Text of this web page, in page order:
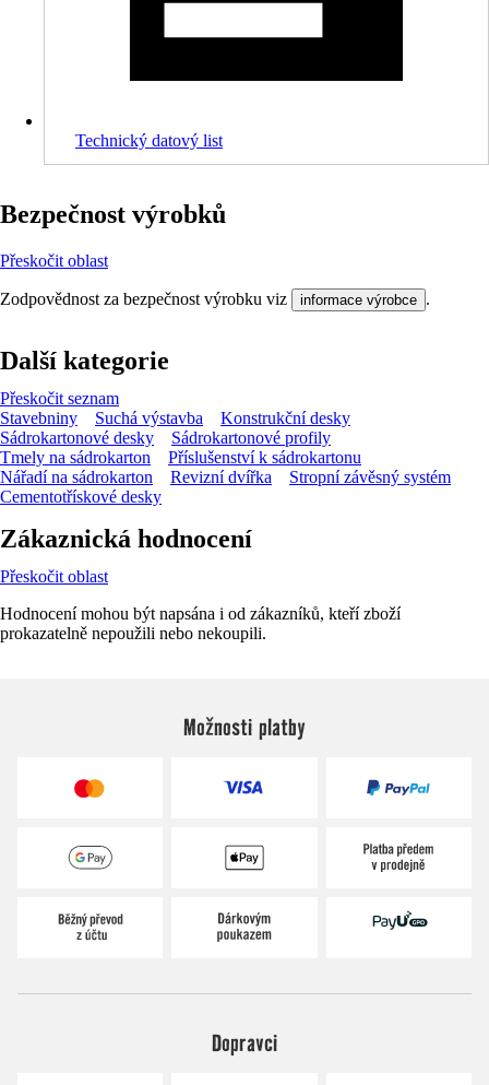
Technický datový list
Bezpečnost výrobků
Přeskočit oblast
Zodpovědnost za bezpečnost výrobku viz informace výrobce .
Další kategorie
Přeskočit seznam
Stavebniny
Suchá výstavba
Konstrukční desky
Sádrokartonové desky
Sádrokartonové profily
Tmely na sádrokarton
Příslušenství k sádrokartonu
Nářadí na sádrokarton
Revizní dvířka
Stropní závěsný systém
Cementotřískové desky
Zákaznická hodnocení
Přeskočit oblast
Hodnocení mohou být napsána i od zákazníků, kteří zboží
prokazatelně nepoužili nebo nekoupili.
Možnosti platby
Dopravci